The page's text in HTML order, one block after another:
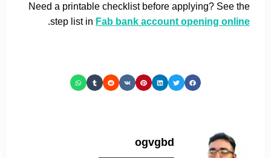
Need a printable checklist before applying? See the
step list in Fab bank account opening online
.
ogvgbd